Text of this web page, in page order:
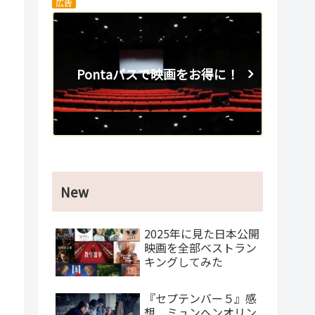
Pontaパスで映画をお得に！
New
2025年に見た日本公開
映画を全部ベストラン
キングしてみた
『セプテンバー５』感